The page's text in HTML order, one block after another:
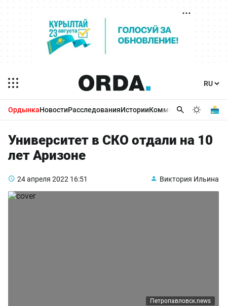
ОрдынкаНовостиРасследованияИсторииКомментарииБизнес
Университет в СКО отдали на 10
лет Аризоне
24 апреля 2022 16:51 Виктория Ильина
Петропавловск.news